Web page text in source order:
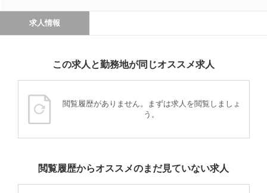
求人情報
この求人と勤務地が同じオススメ求人
閲覧履歴がありません。まずは求人を閲覧しましょ
う。
閲覧履歴からオススメのまだ見ていない求人